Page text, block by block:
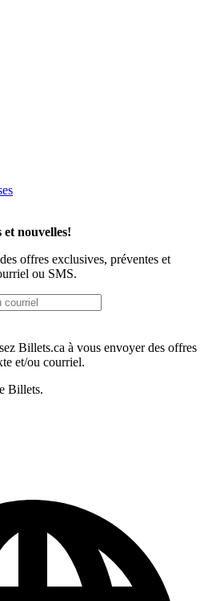
et nouvelles!
offres exclusives, préventes et
ou SMS.
Billets.ca à vous envoyer des offres
et/ou courriel.
Billets.